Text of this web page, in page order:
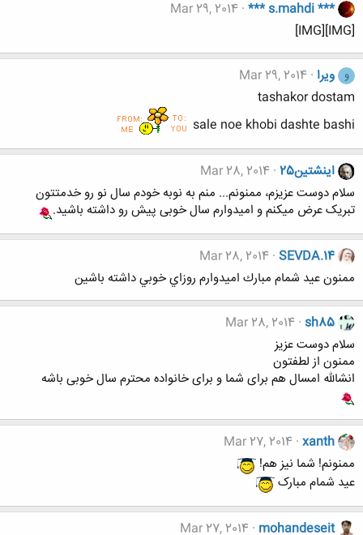
*** s.mahdi ***
Mar 29, 2014
[IMG][IMG]
و ویرا Mar 29, 2014
tashakor dostam
sale noe khobi dashte bashi
اینشتین25
Mar 28, 2014
سلام دوست عزیزم، ممنونم... منم به نوبه خودم سال نو رو خدمتتون
تبریک عرض میکنم و امیدوارم سال خوبی پیش رو داشته باشید.
SEVDA.14
Mar 28, 2014
ممنون عيد شمام مبارك اميدوارم روزاي خوبي داشته باشين
sh85
Mar 28, 2014
سلام دوست عزیز
ممنون از لطفتون
انشالله امسال هم برای شما و برای خانواده محترم سال خوبی باشه
xanth
Mar 27, 2014
ممنونم! شما نیز هم!
عید شمام مبارک
mohandeseit
Mar 27, 2014